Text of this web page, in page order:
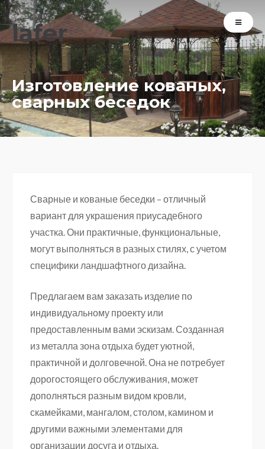
lafer
Изготовление кованых,
сварных беседок
Сварные и кованые беседки – отличный
вариант для украшения приусадебного
участка. Они практичные, функциональные,
могут выполняться в разных стилях, с учетом
специфики ландшафтного дизайна.
Предлагаем вам заказать изделие по
индивидуальному проекту или
предоставленным вами эскизам. Созданная
из металла зона отдыха будет уютной,
практичной и долговечной. Она не потребует
дорогостоящего обслуживания, может
дополняться разным видом кровли,
скамейками, мангалом, столом, камином и
другими важными элементами для
организации досуга и отдыха.